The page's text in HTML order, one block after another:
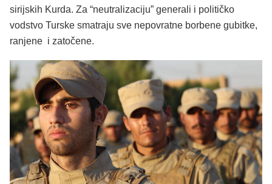
sirijskih Kurda. Za “neutralizaciju” generali i političko
vodstvo Turske smatraju sve nepovratne borbene gubitke,
ranjene i zatočene.